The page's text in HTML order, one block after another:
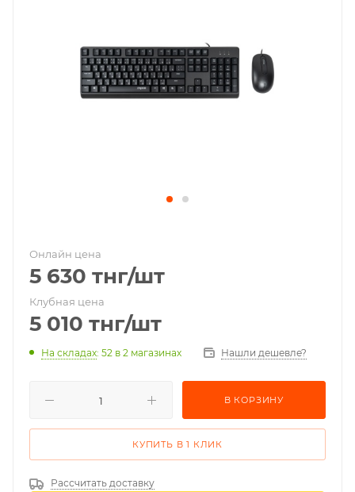
Онлайн цена
5 630 тнг/шт
Клубная цена
5 010 тнг/шт
На складах: 52 в 2 магазинах Нашли дешевле?
В КОРЗИНУ
КУПИТЬ В 1 КЛИК
Рассчитать доставку